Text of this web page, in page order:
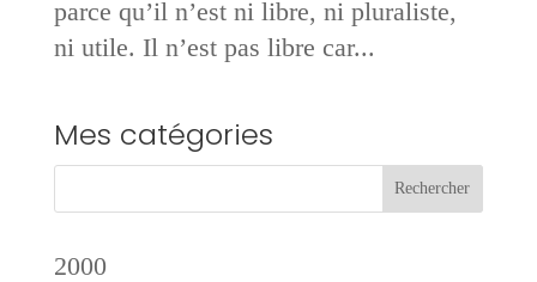
parce qu’il n’est ni libre, ni pluraliste,
ni utile. Il n’est pas libre car...
Mes catégories
2000